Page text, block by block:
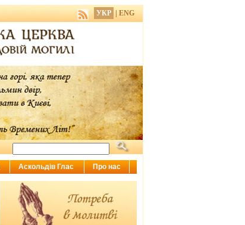
УКР ENG
Аскольдів Глас Про нас